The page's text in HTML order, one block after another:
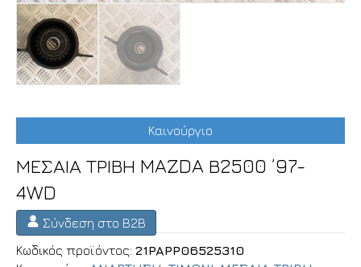
Καινούργιο
ΜΕΣΑΙΑ ΤΡΙΒΗ MAZDA Β2500 ’97-
4WD
Σύνδεση στο B2B
Κωδικός προϊόντος: 21PAPP06525310